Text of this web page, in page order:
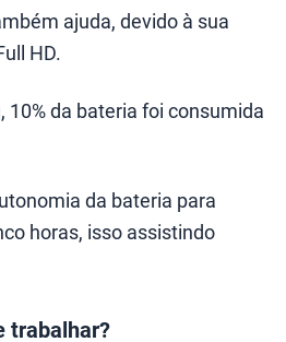
ajuda, devido à sua
HD.
10% da bateria foi consumida
da bateria para
horas, isso assistindo
trabalhar?